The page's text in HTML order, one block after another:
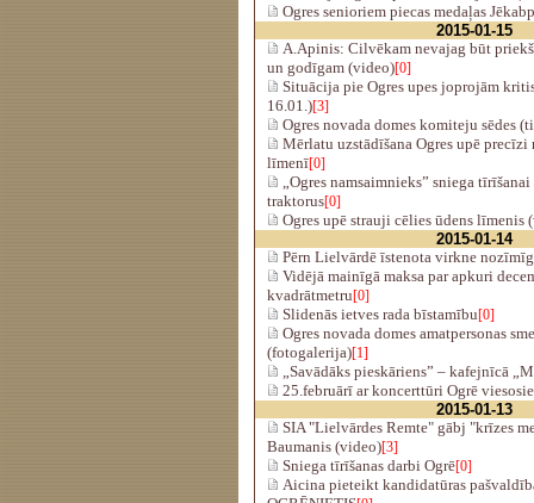
Ogres senioriem piecas medaļas
2015-01-15
A.Apinis: Cilvēkam nevajag būt
un godīgam (video)[0]
Situācija pie Ogres upes joprojām
16.01.)[3]
Ogres novada domes komiteju sēdes
Mērlatu uzstādīšana Ogres upē
līmenī[0]
„Ogres namsaimnieks” sniega
traktorus[0]
Ogres upē strauji cēlies ūdens līmenis
2015-01-14
Pērn Lielvārdē īstenota virkne
Vidējā mainīgā maksa par apkuri
kvadrātmetru[0]
Slidenās ietves rada bīstamību[0]
Ogres novada domes amatpersonas
(fotogalerija)[1]
„Savādāks pieskāriens” – kafejnīcā
25.februārī ar koncerttūri Ogrē
2015-01-13
SIA "Lielvārdes Remte" gābj "krīzes
Baumanis (video)[3]
Sniega tīrīšanas darbi Ogrē[0]
Aicina pieteikt kandidatūras